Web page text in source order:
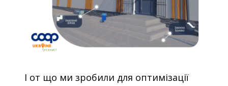
І от що ми зробили для оптимізації